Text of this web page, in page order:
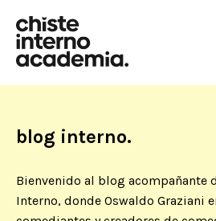
blog interno.
Bienvenido al blog acompañante
Interno, donde Oswaldo Graziani